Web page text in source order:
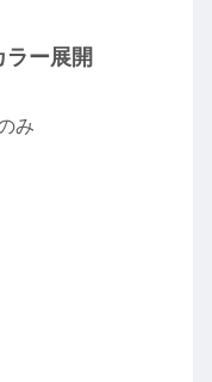
ー展開
み